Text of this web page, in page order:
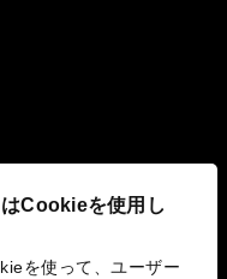
Cookieを使用し
を使って、ユーザー